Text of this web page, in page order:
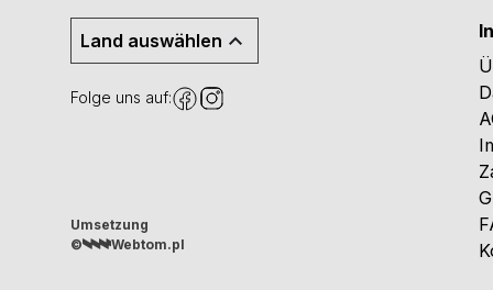
Land auswählen
Folge uns auf:
Umsetzung
©
Webtom.pl